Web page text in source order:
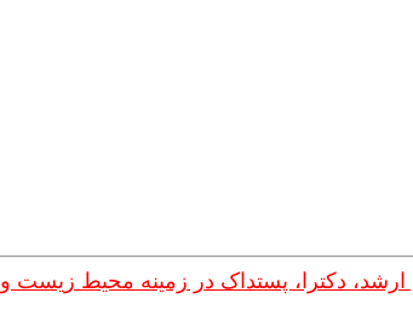
ارشد، دکترا، پستداک در زمینه محیط زیست